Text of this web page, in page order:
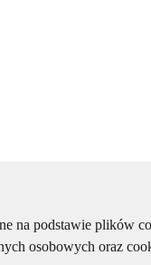
na podstawie plików
osobowych oraz